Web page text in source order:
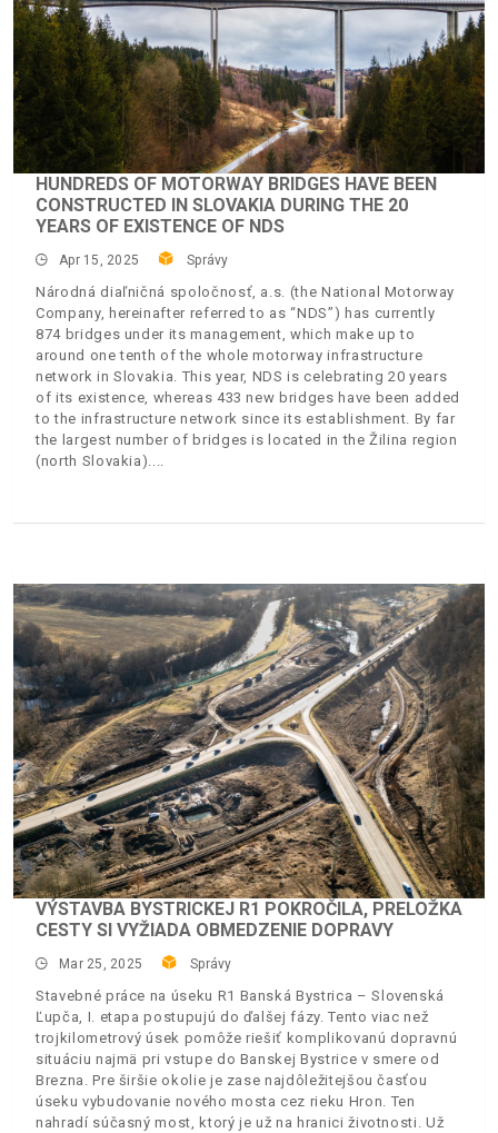
HUNDREDS OF MOTORWAY BRIDGES HAVE BEEN
CONSTRUCTED IN SLOVAKIA DURING THE 20
YEARS OF EXISTENCE OF NDS
Apr 15, 2025 Správy
Národná diaľničná spoločnosť, a.s. (the National Motorway
Company, hereinafter referred to as “NDS”) has currently
874 bridges under its management, which make up to
around one tenth of the whole motorway infrastructure
network in Slovakia. This year, NDS is celebrating 20 years
of its existence, whereas 433 new bridges have been added
to the infrastructure network since its establishment. By far
the largest number of bridges is located in the Žilina region
(north Slovakia).
VÝSTAVBA BYSTRICKEJ R1 POKROČILA, PRELOŽKA
CESTY SI VYŽIADA OBMEDZENIE DOPRAVY
Mar 25, 2025 Správy
Stavebné práce na úseku R1 Banská Bystrica – Slovenská
Ľupča, I. etapa postupujú do ďalšej fázy. Tento viac než
trojkilometrový úsek pomôže riešiť komplikovanú dopravnú
situáciu najmä pri vstupe do Banskej Bystrice v smere od
Brezna. Pre širšie okolie je zase najdôležitejšou časťou
úseku vybudovanie nového mosta cez rieku Hron. Ten
nahradí súčasný most, ktorý je už na hranici životnosti. Už